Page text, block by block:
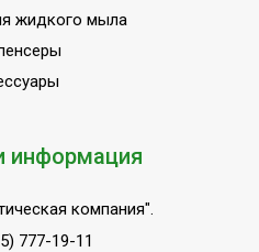
жидкого мыла
информация
компания".
777-19-11